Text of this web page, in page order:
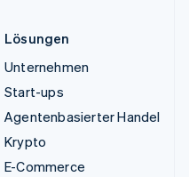
Lösungen
Unternehmen
Start-ups
Agentenbasierter Handel
Krypto
E-Commerce